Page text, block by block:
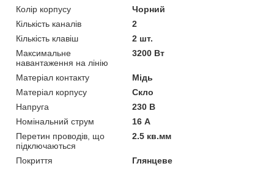
Колір корпусу
Чорний
Кількість каналів
2
Кількість клавіш
2 шт.
Максимальне
навантаження на лінію
3200 Вт
Матеріал контакту
Мідь
Матеріал корпусу
Скло
Напруга
230 В
Номінальний струм
16 А
Перетин проводів, що
підключаються
2.5 кв.мм
Покриття
Глянцеве